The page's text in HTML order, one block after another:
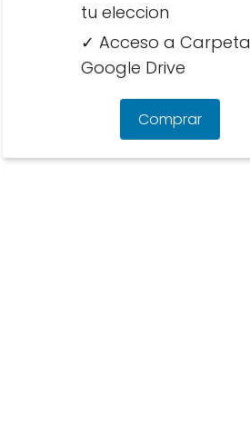
tu eleccion
✓ Acceso a Carpeta
Google Drive
Comprar